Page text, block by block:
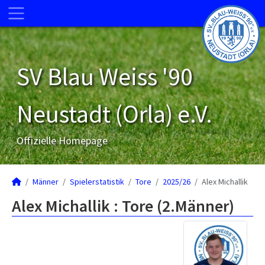
SV Blau Weiss '90
Neustadt (Orla) e.V.
Offizielle Homepage
Männer Spielerstatistik Tore 2025/26 Alex Michallik
Alex Michallik : Tore (2.Männer)